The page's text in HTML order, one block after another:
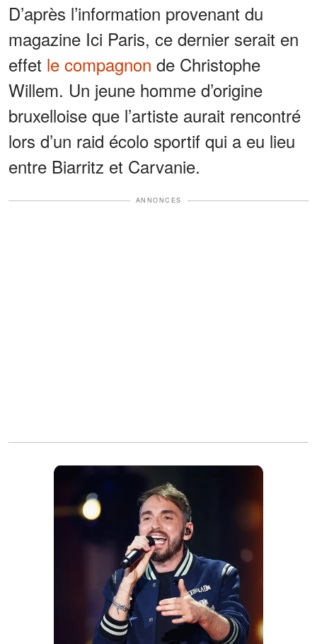
D’après l’information provenant du
magazine Ici Paris, ce dernier serait en
effet le compagnon de Christophe
Willem. Un jeune homme d’origine
bruxelloise que l’artiste aurait rencontré
lors d’un raid écolo sportif qui a eu lieu
entre Biarritz et Carvanie.
ANNONCES